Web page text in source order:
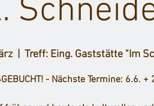
  |
Treff: Eing. Gaststätte "Im
- Nächste Termine: 6.6. +